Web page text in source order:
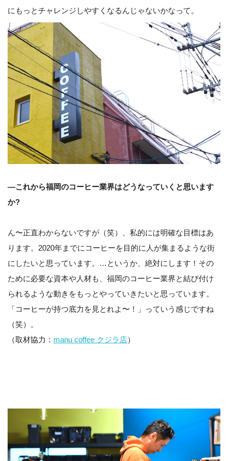
にもっとチャレンジしやすくなるんじゃないかなって。
—これから福岡のコーヒー業界はどうなっていくと思います
か?
ん〜正直わからないですが（笑）、私的には明確な目標はあ
ります。2020年までにコーヒーを目的に人が集まるような街
にしたいと思っています。…というか、絶対にします！その
ために必要な資本や人材も、福岡のコーヒー業界と結び付け
られるような動きをもっとやっていきたいと思っています。
「コーヒーが持つ底力を見とれよ〜！」っていう感じですね
（笑）。
（取材協力： manu coffee クジラ店）